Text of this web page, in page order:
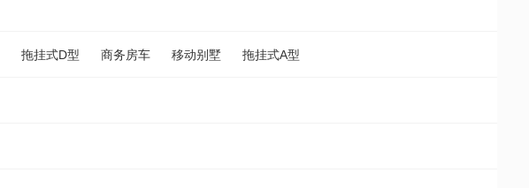
拖挂式D型 商务房车 移动别墅 拖挂式A型